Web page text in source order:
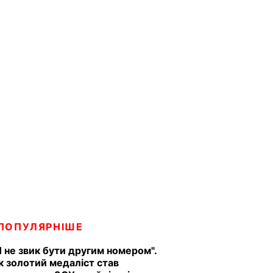
не звик бути другим номером".
золотий медаліст став